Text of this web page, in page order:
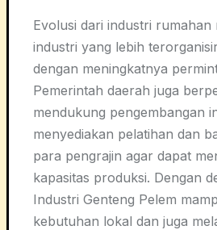
Evolusi dari industri rumahan
industri yang lebih
dengan meningkatnya
Pemerintah daerah juga
mendukung pengembangan
menyediakan pelatihan dan
para pengrajin agar dapat
kapasitas produksi. Dengan
Industri Genteng Pelem
kebutuhan lokal dan juga